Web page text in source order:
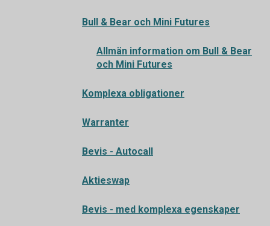
Bull & Bear och Mini Futures
Allmän information om Bull & Bear
och Mini Futures
Komplexa obligationer
Warranter
Bevis - Autocall
Aktieswap
Bevis - med komplexa egenskaper